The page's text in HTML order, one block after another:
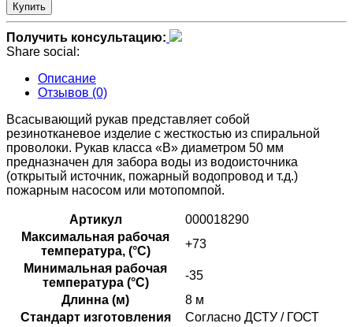
Купить
Получить консультацию:
Share social:
Описание
Отзывов (0)
Всасывающий рукав представляет собой
резинотканевое изделие с жесткостью из спиральной
проволоки. Рукав класса «В» диаметром 50 мм
предназначен для забора воды из водоисточника
(открытый источник, пожарный водопровод и т.д.)
пожарным насосом или мотопомпой.
Артикул
000018290
Максимальная рабочая
температура, (°C)
+73
Минимальная рабочая
температура (°C)
-35
Длинна (м)
8 м
Стандарт изготовления
Согласно ДСТУ / ГОСТ